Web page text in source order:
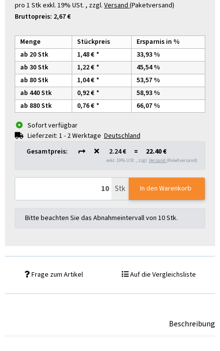
Sofort verfügbar
Lieferzeit: 1 - 2 WerktageDeutschland
Gesamtpreis:
2.24 € = 22.40 €
exkl. 19% USt. , zzgl.Versand (Paketversand)
Stk In den Warenkorb
x
Bitte beachten Sie das Abnahmeintervall von 10 Stk.
pro 1 Stkexkl. 19% USt. , zzgl. Versand(Paketversand)
Bruttopreis: 2,67 €
Menge Stückpreis
Ersparnis in %
ab 20 Stk
1,48 € *
33,93 %
ab 30 Stk
1,22 € *
45,54 %
ab 80 Stk
1,04 € *
53,57 %
ab 440 Stk
0,92 € *
58,93 %
ab 880 Stk
0,76 € * 66,07 %
Frage zum Artikel Auf die Vergleichsliste
Beschreibung